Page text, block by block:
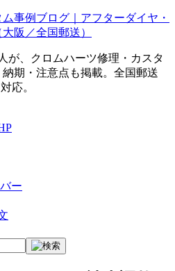
事例ブログ｜アフターダイヤ・
阪／全国郵送）
が、クロムハーツ修理・カスタ
期・注意点も掲載。全国郵送
応。
ー